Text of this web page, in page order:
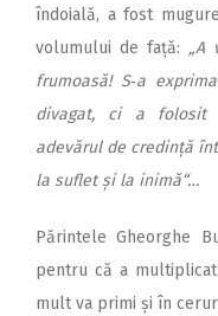
îndoială, a fost
volumului de față: „A
frumoasă! S‑a
divagat, ci a folosit
adevărul de credință
la suflet și la inimă“…
Părintele Gheorghe
pentru că a
mult va primi și în